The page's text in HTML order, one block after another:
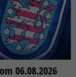
06.08.2026